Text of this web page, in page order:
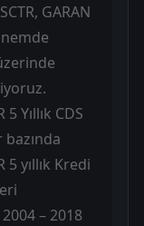
GARAN
Yıllık CDS
5 yıllık Kredi
– 2018